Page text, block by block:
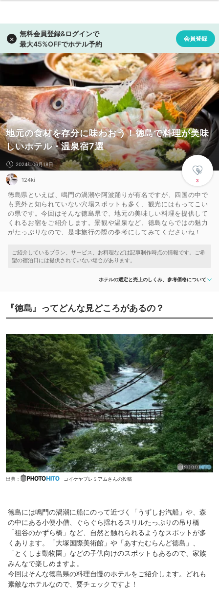
地元の食材を存分に味わおう！徳島で料理が美味
しいホテル・温泉宿7選
3
2024年06月18日
124ki
徳島県といえば、鳴門の渦潮や阿波踊りが有名ですが、四国の中で
も意外と知られていない穴場スポットも多く、観光にはもってこい
の県です。今回はそんな徳島県で、地元の美味しい料理を提供して
くれるお宿をご紹介します。景観や温泉など、徳島ならではの魅力
がたっぷりなので、是非旅行の際の参考にしてみてくださいね！
ホテルの選定と売上のしくみ、参考価格について
『徳島』ってどんな見どころがあるの？
出典： コイケヤプレミアムさんの投稿
徳島には鳴門の渦潮に船にのって近づく「うずしお汽船」や、森
の中にある小便小僧、ぐらぐら揺れるスリルたっぷりの吊り橋
「祖谷のかずら橋」など、自然と触れられるようなスポットが多
くあります。「大塚国際美術館」や「あすたむらんど徳島」、
「とくしま動物園」などの子供向けのスポットもあるので、家族
みんなで楽しめますよ。
今回はそんな徳島県の料理自慢のホテルをご紹介します。どれも
素敵なホテルなので、要チェックですよ！